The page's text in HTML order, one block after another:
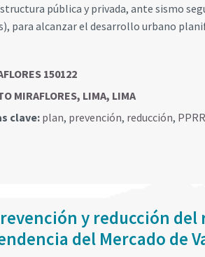
pública y privada, ante sismo
para alcanzar el desarrollo urbano
150122
MIRAFLORES, LIMA, LIMA
clave:plan, prevención, reducción,
y reducción del
del Mercado de